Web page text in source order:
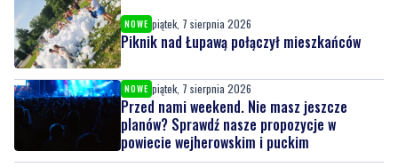
NOWE piątek, 7 sierpnia 2026
Piknik nad Łupawą połączył mieszkańców
NOWE piątek, 7 sierpnia 2026
Przed nami weekend. Nie masz jeszcze
planów? Sprawdź nasze propozycje w
powiecie wejherowskim i puckim